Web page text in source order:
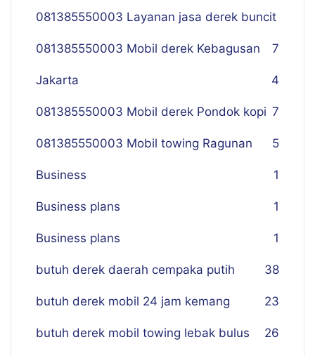
081385550003 Layanan jasa derek buncit
7
081385550003 Mobil derek Kebagusan
Jakarta 4
081385550003 Mobil derek Pondok kopi 7
081385550003 Mobil towing Ragunan 5
Business 1
Business plans 1
Business plans 1
butuh derek daerah cempaka putih 38
butuh derek mobil 24 jam kemang 23
butuh derek mobil towing lebak bulus 26